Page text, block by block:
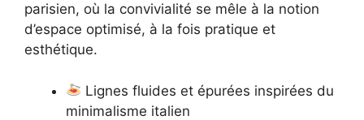
parisien, où la convivialité se mêle à la notion
d’espace optimisé, à la fois pratique et
esthétique.
Lignes fluides et épurées inspirées du
minimalisme italien